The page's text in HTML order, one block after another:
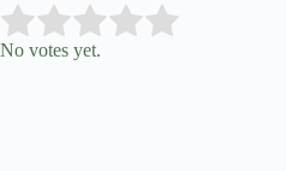
Rate this item:
No votes yet.